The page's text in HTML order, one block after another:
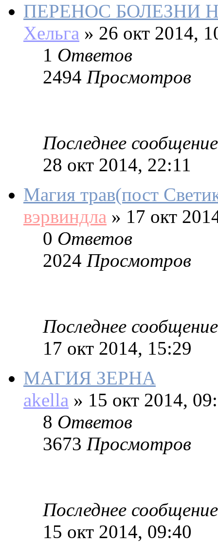
ПЕРЕНОС БОЛЕЗНИ
Хельга » 26 окт 2014,
1 Ответов
2494 Просмотров
Последнее сообщение
28 окт 2014, 22:11
Магия трав(пост
вэрвиндла » 17 окт
0 Ответов
2024 Просмотров
Последнее сообщение
17 окт 2014, 15:29
МАГИЯ ЗЕРНА
akella » 15 окт 2014,
8 Ответов
3673 Просмотров
Последнее сообщение
15 окт 2014, 09:40